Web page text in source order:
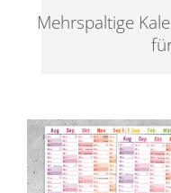
Mehrspaltige